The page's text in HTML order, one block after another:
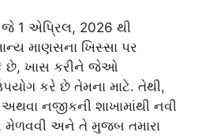
1 એપ્રિલ, 2026 થી
માણસના ખિસ્સા પર
છે, ખાસ કરીને જેઓ
કરે છે તેમના માટે. તેથી,
નજીકની શાખામાંથી નવી
મેળવવી અને તે મુજબ તમારા